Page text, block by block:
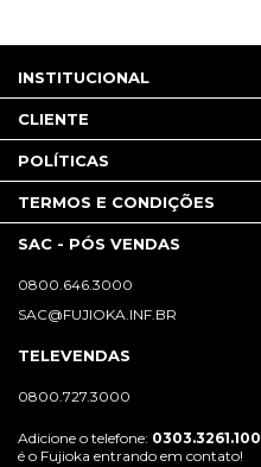
INSTITUCIONAL
CLIENTE
POLÍTICAS
TERMOS E CONDIÇÕES
SAC - PÓS VENDAS
0800.646.3000
SAC@FUJIOKA.INF.BR
TELEVENDAS
0800.727.3000
Adicione o telefone: 0303.3261.100
é o Fujioka entrando em contato!